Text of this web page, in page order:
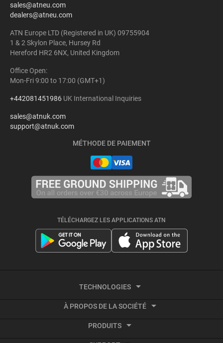
sales@atneu.com
dealers@atneu.com
ATN Europe LTD (Registered in UK) 09755904
1 & 2 Skylon Place, Hursey Rd
Hereford HR2 6NX, United Kingdom
Office Open:
Mon-Fri 9:00 to 17:00 (GMT+1)
+442081451986 UK International Inquiries
sales@atnuk.com
support@atnuk.com
MÉTHODE DE PAIEMENT
TÉLÉCHARGEZ LES APPLICATIONS ATN
TECHNOLOGIES
Imagerie thermique
Vidéo activée par le recul
À PROPOS DE LA SOCIÉTÉ
PRODUITS